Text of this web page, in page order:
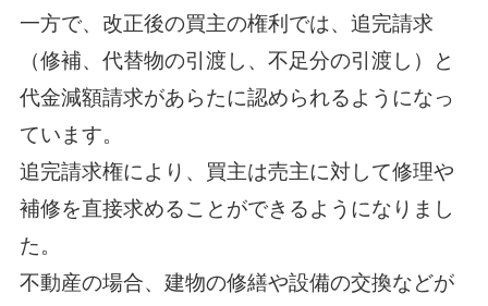
一方で、改正後の買主の権利では、追完請求
（修補、代替物の引渡し、不足分の引渡し）と
代金減額請求があらたに認められるようになっ
ています。
追完請求権により、買主は売主に対して修理や
補修を直接求めることができるようになりまし
た。
不動産の場合、建物の修繕や設備の交換などが